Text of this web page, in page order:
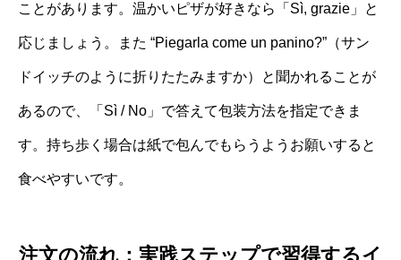
ことがあります。温かいピザが好きなら「Sì, grazie」と
応じましょう。また “Piegarla come un panino?”（サン
ドイッチのように折りたたみますか）と聞かれることが
あるので、「Sì / No」で答えて包装方法を指定できま
す。持ち歩く場合は紙で包んでもらうようお願いすると
食べやすいです。
注文の流れ：実践ステップで習得するイ